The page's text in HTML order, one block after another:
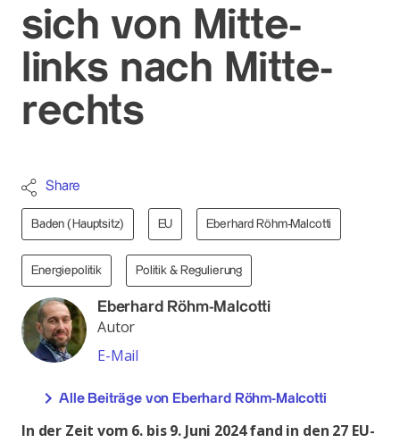
sich von Mitte-
links nach Mitte-
rechts
Share
Baden (Hauptsitz) EU Eberhard Röhm-Malcotti
Energiepolitik Politik & Regulierung
Eberhard Röhm-Malcotti
Autor
E-Mail
Alle Beiträge von Eberhard Röhm-Malcotti
In der Zeit vom 6. bis 9. Juni 2024 fand in den 27 EU-